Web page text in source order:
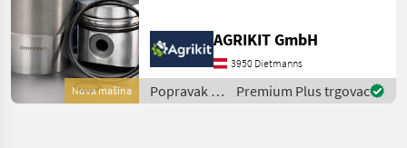
Nova mašina
& 768 Hochwertiger
Kolben-/Buchsensatz für
Steyr Plus Tra
AGRIKIT GmbH
3950 Dietmanns
Popravak i
rezervni
Premium Plus trgovac